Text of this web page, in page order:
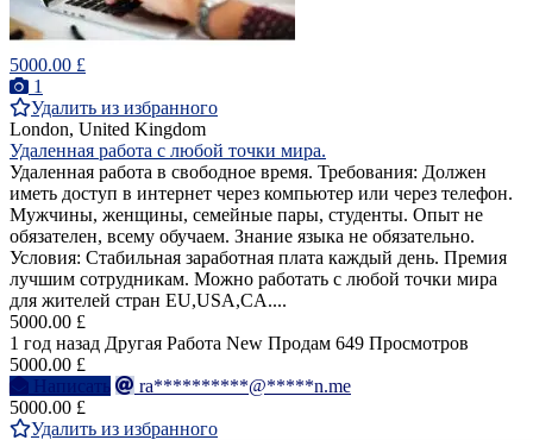
5000.00 £
1
Удалить из избранного
London, United Kingdom
Удаленная работа с любой точки мира.
Удаленная работа в свободное время. Требования: Должен
иметь доступ в интернет через компьютер или через телефон.
Мужчины, женщины, семейные пары, студенты. Опыт не
обязателен, всему обучаем. Знание языка не обязательно.
Условия: Стабильная заработная плата каждый день. Премия
лучшим сотрудникам. Можно работать с любой точки мира
для жителей стран EU,USA,CA....
5000.00 £
1 год назад Другая Работа New Продам 649 Просмотров
5000.00 £
Написать
ra**********@*****n.me
5000.00 £
Удалить из избранного